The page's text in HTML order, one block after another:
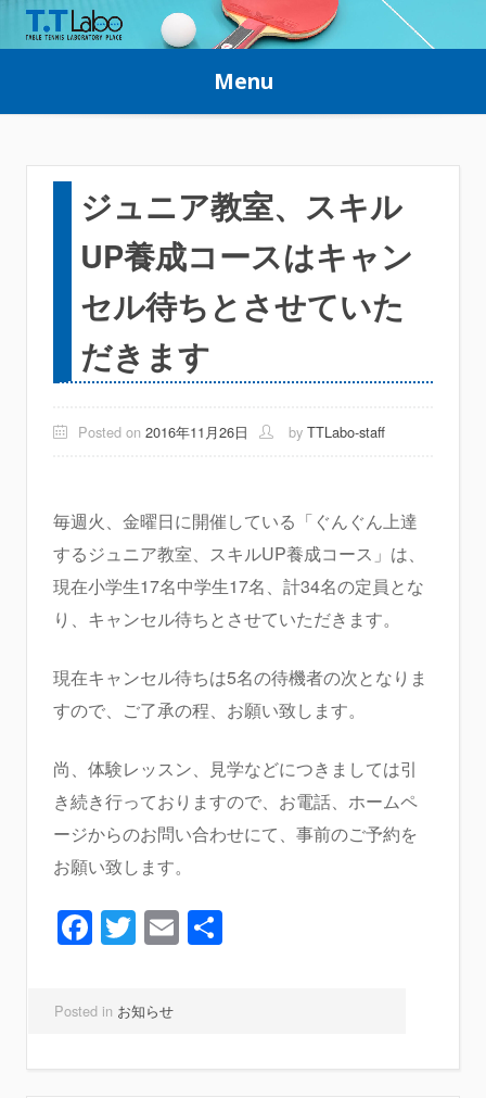
Skip
to
Menu
ジュニア教室、スキル
UP養成コースはキャン
セル待ちとさせていた
だきます
Posted on 2016年11月26日 by TTLabo-staff
毎週火、金曜日に開催している「ぐんぐん上達
するジュニア教室、スキルUP養成コース」は、
現在小学生17名中学生17名、計34名の定員とな
り、キャンセル待ちとさせていただきます。
現在キャンセル待ちは5名の待機者の次となりま
すので、ご了承の程、お願い致します。
尚、体験レッスン、見学などにつきましては引
き続き行っておりますので、お電話、ホームペ
ージからのお問い合わせにて、事前のご予約を
お願い致します。
Facebook
Twitter
Email
Posted in お知らせ